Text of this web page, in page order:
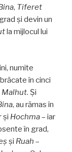
, Tiferet
şi devin un
la mijlocul lui
numite
în cinci
Malhut. Şi
, au rămas în
și Hochma– iar
în grad,
și Ruah –